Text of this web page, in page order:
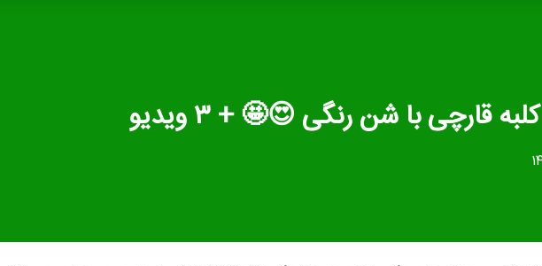
قارچی با شن رنگی 😍🤩 + ۳ ویدیو